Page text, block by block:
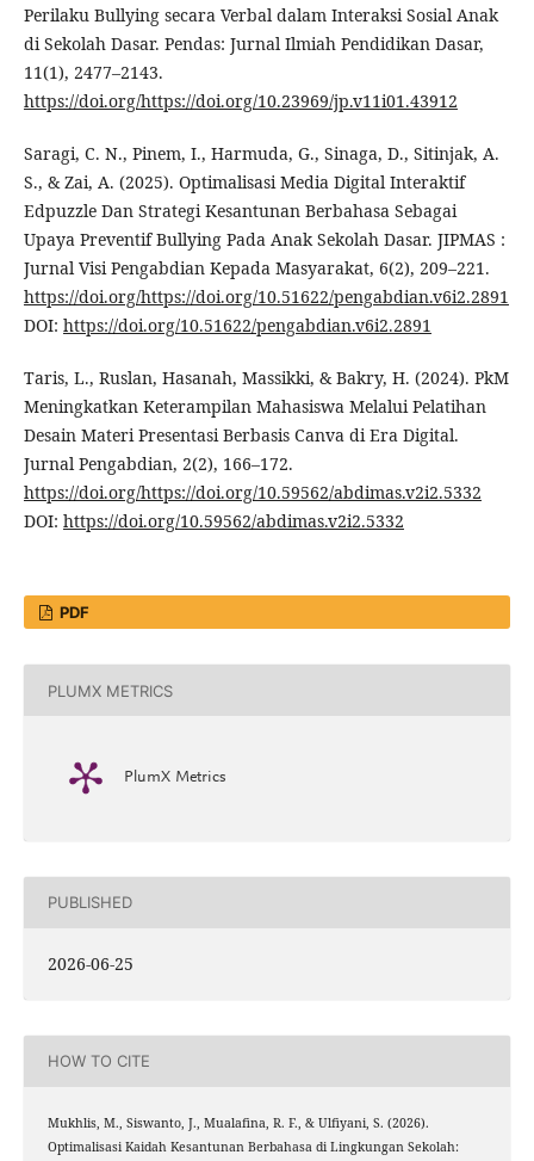
Perilaku Bullying secara Verbal dalam Interaksi Sosial Anak
di Sekolah Dasar. Pendas: Jurnal Ilmiah Pendidikan Dasar,
11(1), 2477–2143.
https://doi.org/https://doi.org/10.23969/jp.v11i01.43912
Saragi, C. N., Pinem, I., Harmuda, G., Sinaga, D., Sitinjak, A.
S., & Zai, A. (2025). Optimalisasi Media Digital Interaktif
Edpuzzle Dan Strategi Kesantunan Berbahasa Sebagai
Upaya Preventif Bullying Pada Anak Sekolah Dasar. JIPMAS :
Jurnal Visi Pengabdian Kepada Masyarakat, 6(2), 209–221.
https://doi.org/https://doi.org/10.51622/pengabdian.v6i2.2891
DOI: https://doi.org/10.51622/pengabdian.v6i2.2891
Taris, L., Ruslan, Hasanah, Massikki, & Bakry, H. (2024). PkM
Meningkatkan Keterampilan Mahasiswa Melalui Pelatihan
Desain Materi Presentasi Berbasis Canva di Era Digital.
Jurnal Pengabdian, 2(2), 166–172.
https://doi.org/https://doi.org/10.59562/abdimas.v2i2.5332
DOI: https://doi.org/10.59562/abdimas.v2i2.5332
PDF
PLUMX METRICS
PlumX Metrics
PUBLISHED
2026-06-25
HOW TO CITE
Mukhlis, M., Siswanto, J., Mualafina, R. F., & Ulfiyani, S. (2026).
Optimalisasi Kaidah Kesantunan Berbahasa di Lingkungan Sekolah: